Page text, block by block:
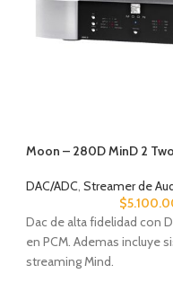
Moon – 280D MinD 2
DAC/ADC Streamer de
$
Dac de alta fidelidad con
en PCM. Ademas incluye
streaming Mind.